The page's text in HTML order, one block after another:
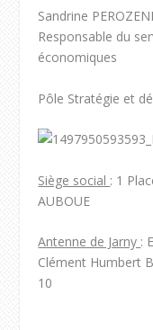
Sandrine PEROZENI
Responsable du
économiques
Pôle Stratégie et
Siège social : 1
AUBOUE
Antenne de Jarny :
Clément Humbert
10